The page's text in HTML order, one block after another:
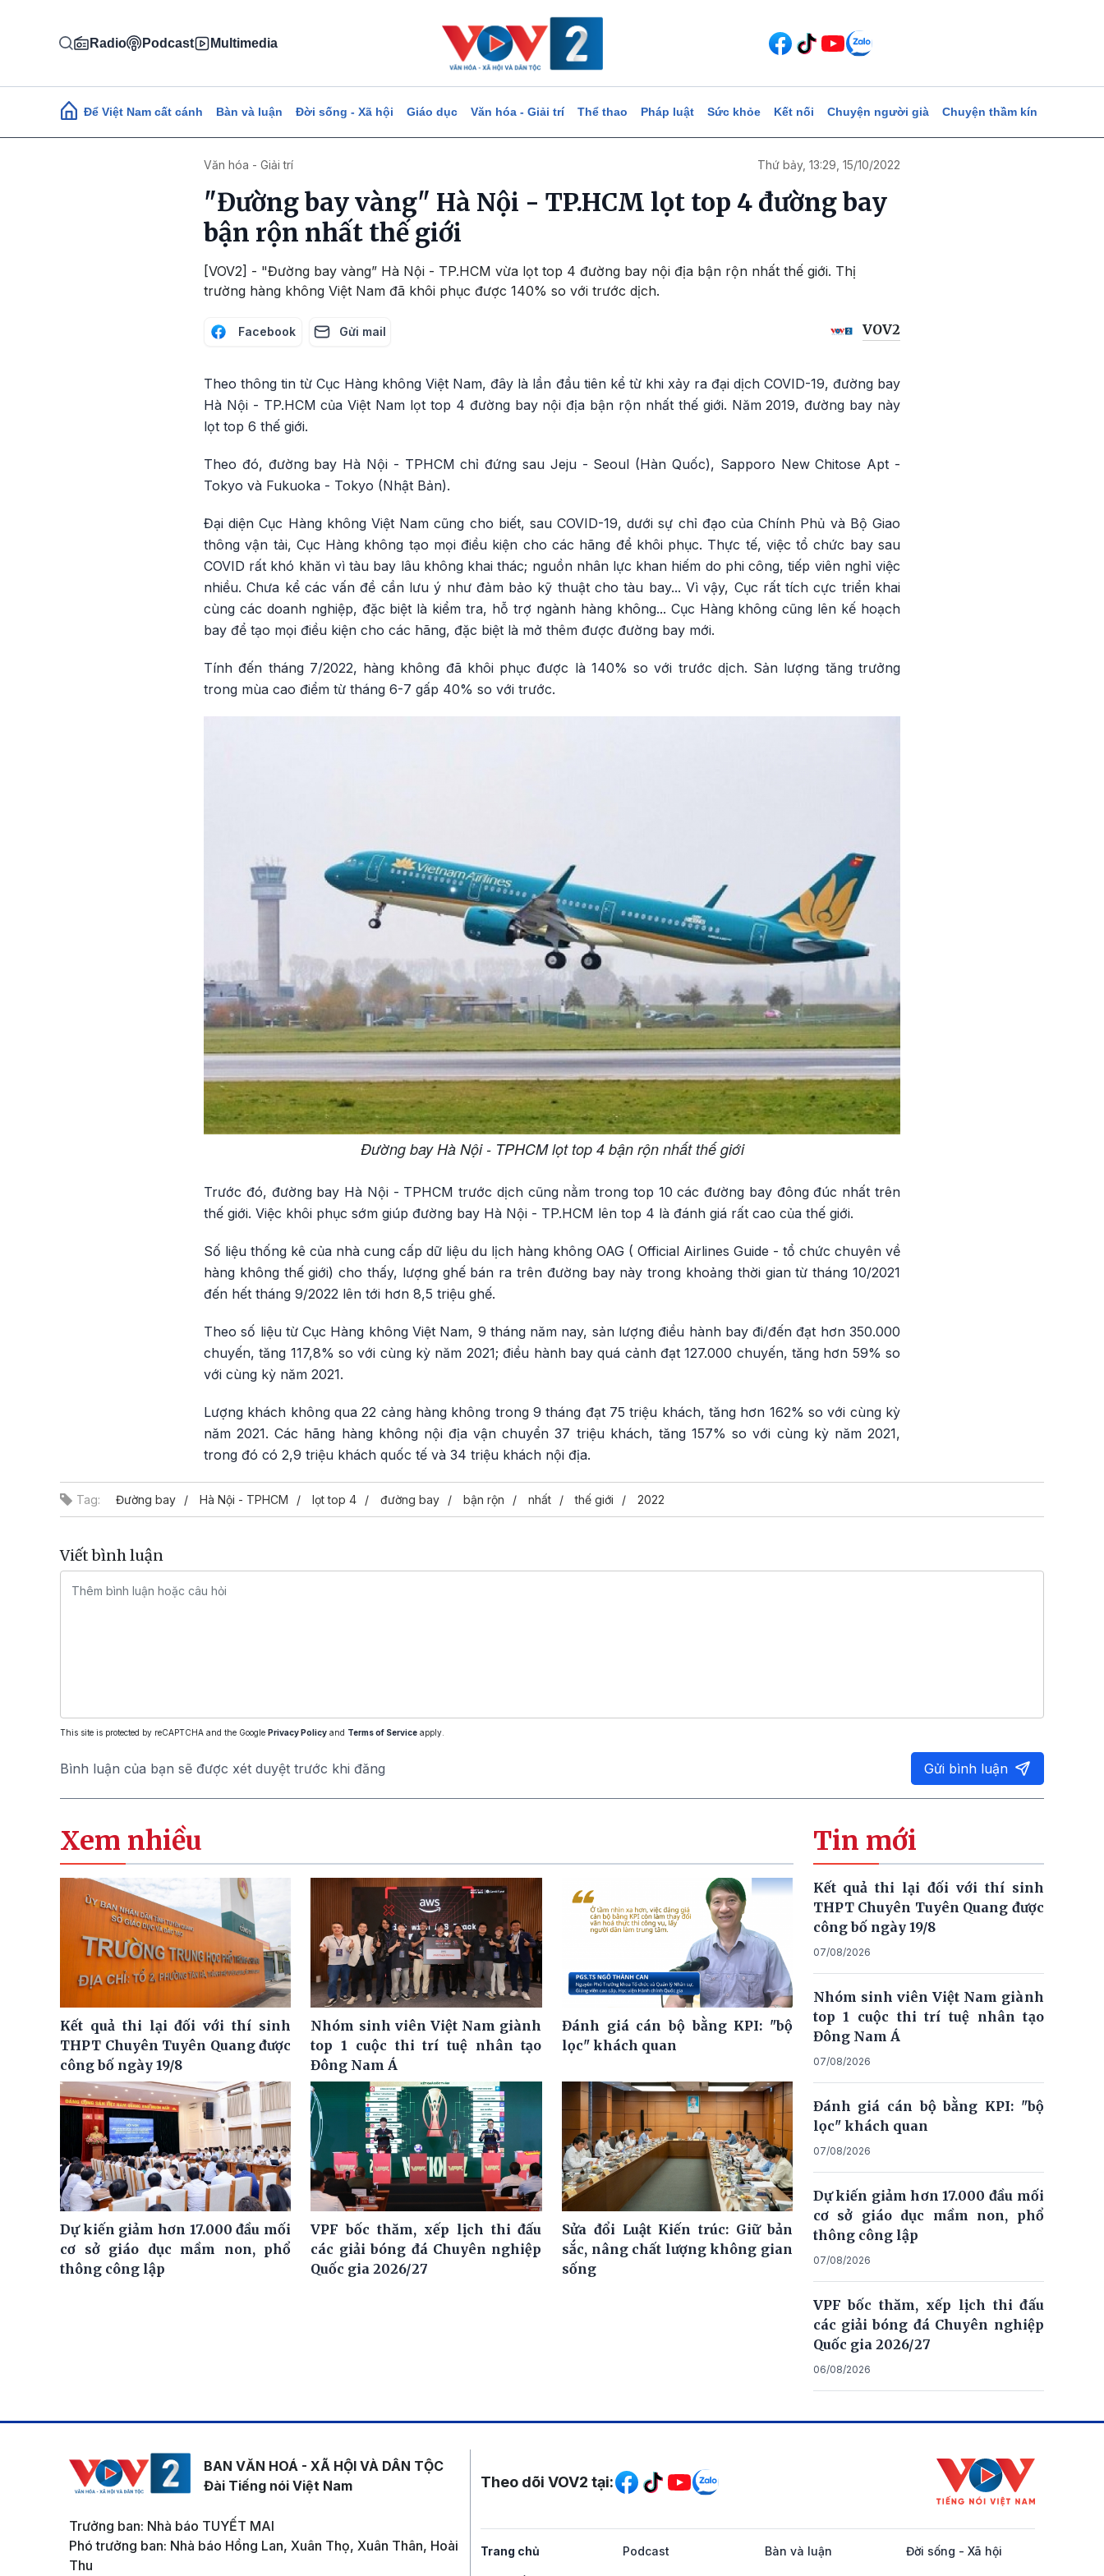
Radio Podcast Multimedia
Main navigation
Để Việt Nam cất cánh Bàn và luận Đời sống - Xã hội Giáo dục Văn hóa - Giải trí Thể thao Pháp luật Sức khỏe Kết nối Chuyện người già Chuyện thầm kín
Văn hóa - Giải trí Thứ bảy, 13:29, 15/10/2022
"Đường bay vàng" Hà Nội - TP.HCM lọt top 4 đường bay
bận rộn nhất thế giới
[VOV2] - "Đường bay vàng” Hà Nội - TP.HCM vừa lọt top 4 đường bay nội địa bận rộn nhất thế giới. Thị
trường hàng không Việt Nam đã khôi phục được 140% so với trước dịch.
Facebook Gửi mail VOV2
Theo thông tin từ Cục Hàng không Việt Nam, đây là lần đầu tiên kể từ khi xảy ra đại dịch COVID-19, đường bay
Hà Nội - TP.HCM của Việt Nam lọt top 4 đường bay nội địa bận rộn nhất thế giới. Năm 2019, đường bay này
lọt top 6 thế giới.
Theo đó, đường bay Hà Nội - TPHCM chỉ đứng sau Jeju - Seoul (Hàn Quốc), Sapporo New Chitose Apt -
Tokyo và Fukuoka - Tokyo (Nhật Bản).
Đại diện Cục Hàng không Việt Nam cũng cho biết, sau COVID-19, dưới sự chỉ đạo của Chính Phủ và Bộ Giao
thông vận tải, Cục Hàng không tạo mọi điều kiện cho các hãng để khôi phục. Thực tế, việc tổ chức bay sau
COVID rất khó khăn vì tàu bay lâu không khai thác; nguồn nhân lực khan hiếm do phi công, tiếp viên nghỉ việc
nhiều. Chưa kể các vấn đề cần lưu ý như đảm bảo kỹ thuật cho tàu bay... Vì vậy, Cục rất tích cực triển khai
cùng các doanh nghiệp, đặc biệt là kiểm tra, hỗ trợ ngành hàng không... Cục Hàng không cũng lên kế hoạch
bay để tạo mọi điều kiện cho các hãng, đặc biệt là mở thêm được đường bay mới.
Tính đến tháng 7/2022, hàng không đã khôi phục được là 140% so với trước dịch. Sản lượng tăng trưởng
trong mùa cao điểm từ tháng 6-7 gấp 40% so với trước.
Đường bay Hà Nội - TPHCM lọt top 4 bận rộn nhất thế giới
Trước đó, đường bay Hà Nội - TPHCM trước dịch cũng nằm trong top 10 các đường bay đông đúc nhất trên
thế giới. Việc khôi phục sớm giúp đường bay Hà Nội - TP.HCM lên top 4 là đánh giá rất cao của thế giới.
Số liệu thống kê của nhà cung cấp dữ liệu du lịch hàng không OAG ( Official Airlines Guide - tổ chức chuyên về
hàng không thế giới) cho thấy, lượng ghế bán ra trên đường bay này trong khoảng thời gian từ tháng 10/2021
đến hết tháng 9/2022 lên tới hơn 8,5 triệu ghế.
Theo số liệu từ Cục Hàng không Việt Nam, 9 tháng năm nay, sản lượng điều hành bay đi/đến đạt hơn 350.000
chuyến, tăng 117,8% so với cùng kỳ năm 2021; điều hành bay quá cảnh đạt 127.000 chuyến, tăng hơn 59% so
với cùng kỳ năm 2021.
Lượng khách không qua 22 cảng hàng không trong 9 tháng đạt 75 triệu khách, tăng hơn 162% so với cùng kỳ
năm 2021. Các hãng hàng không nội địa vận chuyển 37 triệu khách, tăng 157% so với cùng kỳ năm 2021,
trong đó có 2,9 triệu khách quốc tế và 34 triệu khách nội địa.
Tag: Đường bay Hà Nội - TPHCM lọt top 4 đường bay bận rộn nhất thế giới 2022
Viết bình luận
This site is protected by reCAPTCHA and the Google Privacy Policy and Terms of Service apply.
Bình luận của bạn sẽ được xét duyệt trước khi đăng Gửi bình luận
Xem nhiều
Kết quả thi lại đối với thí sinh
THPT Chuyên Tuyên Quang được
công bố ngày 19/8
Nhóm sinh viên Việt Nam giành
top 1 cuộc thi trí tuệ nhân tạo
Đông Nam Á
Đánh giá cán bộ bằng KPI: "bộ
lọc" khách quan
Dự kiến giảm hơn 17.000 đầu mối
cơ sở giáo dục mầm non, phổ
thông công lập
VPF bốc thăm, xếp lịch thi đấu
các giải bóng đá Chuyên nghiệp
Quốc gia 2026/27
Sửa đổi Luật Kiến trúc: Giữ bản
sắc, nâng chất lượng không gian
sống
Tin mới
Kết quả thi lại đối với thí sinh
THPT Chuyên Tuyên Quang được
công bố ngày 19/8
07/08/2026
Nhóm sinh viên Việt Nam giành
top 1 cuộc thi trí tuệ nhân tạo
Đông Nam Á
07/08/2026
Đánh giá cán bộ bằng KPI: "bộ
lọc" khách quan
07/08/2026
Dự kiến giảm hơn 17.000 đầu mối
cơ sở giáo dục mầm non, phổ
thông công lập
07/08/2026
VPF bốc thăm, xếp lịch thi đấu
các giải bóng đá Chuyên nghiệp
Quốc gia 2026/27
06/08/2026
BAN VĂN HOÁ - XÃ HỘI VÀ DÂN TỘC
Đài Tiếng nói Việt Nam
Trưởng ban: Nhà báo TUYẾT MAI
Phó trưởng ban: Nhà báo Hồng Lan, Xuân Thọ, Xuân Thân, Hoài
Thu
Mạng xã hội
Theo dõi VOV2 tại:
Trang chủ Podcast Bàn và luận Đời sống - Xã hội